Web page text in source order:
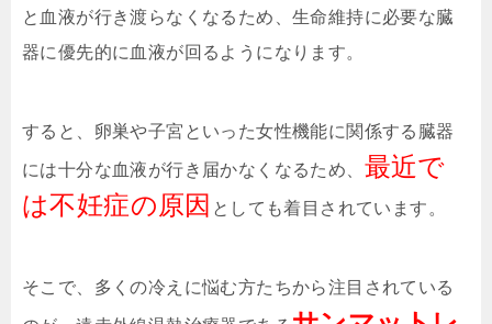
と血液が行き渡らなくなるため、生命維持に必要な臓
器に優先的に血液が回るようになります。
すると、卵巣や子宮といった女性機能に関係する臓器
には十分な血液が行き届かなくなるため、 最近で
は不妊症の原因 としても着目されています。
そこで、多くの冷えに悩む方たちから注目されている